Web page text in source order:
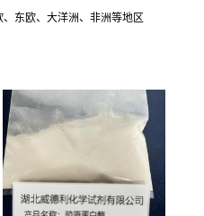
东欧、大洋洲、非洲等地区